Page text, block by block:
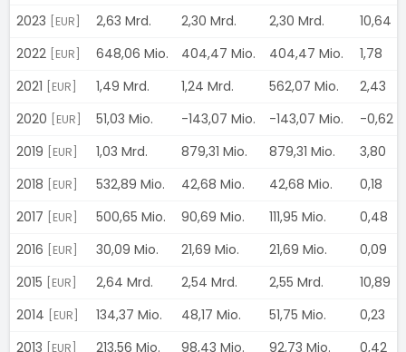
2023
[EUR] 2,63 Mrd. 2,30 Mrd. 2,30 Mrd.
10,64
2022
[EUR] 648,06 Mio. 404,47 Mio. 404,47 Mio.
1,78
2021
[EUR] 1,49 Mrd. 1,24 Mrd. 562,07 Mio.
2,43
2020
[EUR] 51,03 Mio. -143,07 Mio. -143,07 Mio.
-0,62
2019
[EUR] 1,03 Mrd. 879,31 Mio. 879,31 Mio.
3,80
2018
[EUR] 532,89 Mio. 42,68 Mio. 42,68 Mio.
0,18
2017
[EUR] 500,65 Mio. 90,69 Mio. 111,95 Mio.
0,48
2016
[EUR] 30,09 Mio. 21,69 Mio. 21,69 Mio.
0,09
2015
[EUR] 2,64 Mrd. 2,54 Mrd. 2,55 Mrd.
10,89
2014
[EUR] 134,37 Mio. 48,17 Mio. 51,75 Mio.
0,23
2013
[EUR] 213,56 Mio. 98,43 Mio. 92,73 Mio. 0,42